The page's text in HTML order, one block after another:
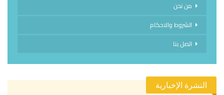
من نحن
الشروط والاحكام
اتصل بنا
النشرة الإخبارية